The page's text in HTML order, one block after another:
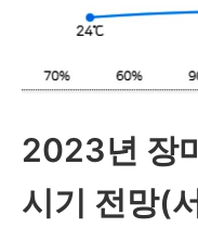
속
사
2023년 장
시기 전망(